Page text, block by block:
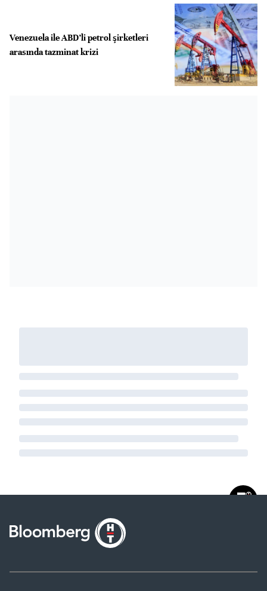
Venezuela ile ABD’li petrol şirketleri
arasında tazminat krizi